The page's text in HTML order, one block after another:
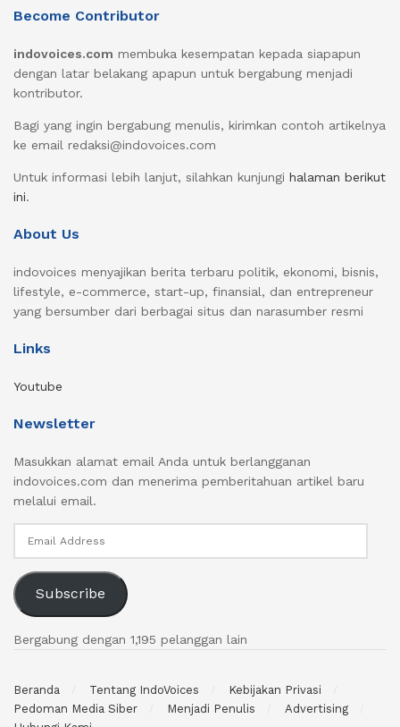
Become Contributor
indovoices.com membuka kesempatan kepada siapapun
dengan latar belakang apapun untuk bergabung menjadi
kontributor.
Bagi yang ingin bergabung menulis, kirimkan contoh artikelnya
ke email redaksi@indovoices.com
Untuk informasi lebih lanjut, silahkan kunjungi halaman berikut
ini.
About Us
indovoices menyajikan berita terbaru politik, ekonomi, bisnis,
lifestyle, e-commerce, start-up, finansial, dan entrepreneur
yang bersumber dari berbagai situs dan narasumber resmi
Links
Youtube
Newsletter
Masukkan alamat email Anda untuk berlangganan
indovoices.com dan menerima pemberitahuan artikel baru
melalui email.
Subscribe
Bergabung dengan 1,195 pelanggan lain
Beranda Tentang IndoVoices
Kebijakan Privasi
Pedoman Media Siber
Menjadi Penulis
Advertising